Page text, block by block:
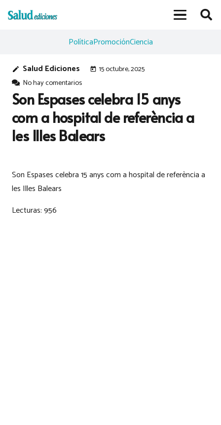
PolíticaPromociónCiencia
edit Salud Ediciones today 15 octubre, 2025
No hay comentarios
Son Espases celebra 15 anys
com a hospital de referència a
les Illes Balears
Son Espases celebra 15 anys com a hospital de referència a
les Illes Balears
Lecturas:956